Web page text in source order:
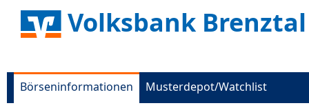
Volksbank Brenztal
Börseninformationen Musterdepot/Watchlist